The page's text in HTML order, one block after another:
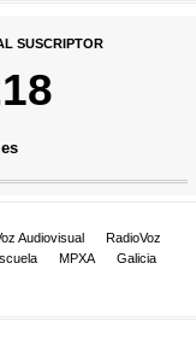
SUSCRIPTOR
Audiovisual
RadioVoz
MPXA
Galicia